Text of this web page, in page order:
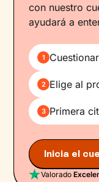
con nuestro
ayudará a
1
2 Elige al
3 Primera
Inicia el
Valorado